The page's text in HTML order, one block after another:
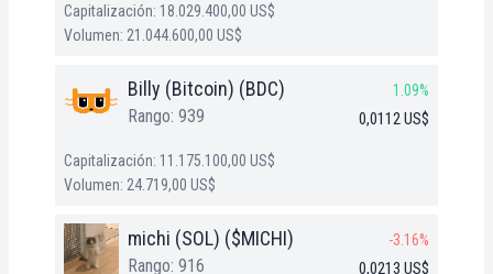
Capitalización: 18.029.400,00 US$
Volumen: 21.044.600,00 US$
Billy (Bitcoin) (BDC)
Rango: 939
1.09%
0,0112 US$
Capitalización: 11.175.100,00 US$
Volumen: 24.719,00 US$
michi (SOL) ($MICHI)
Rango: 916
-3.16%
0,0213 US$